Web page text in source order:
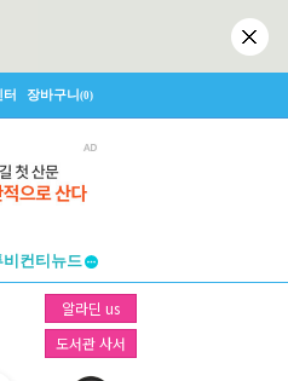
터 장바구니(0)
비컨티뉴드
창작플랫폼
비컨티뉴드
알라딘 us
도서관 사서